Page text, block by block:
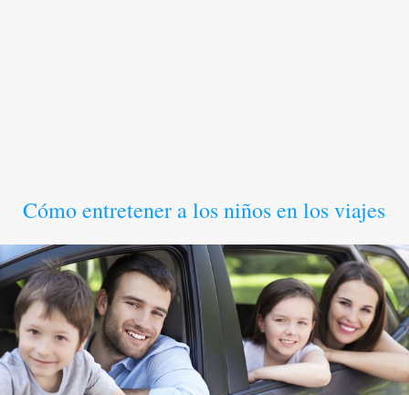
Cómo entretener a los niños en los viajes